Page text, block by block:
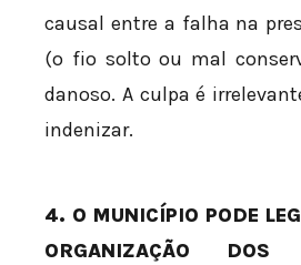
causal entre a falha na
(o fio solto ou mal
danoso. A culpa é
indenizar.
4. O MUNICÍPIO PODE
ORGANIZAÇÃO